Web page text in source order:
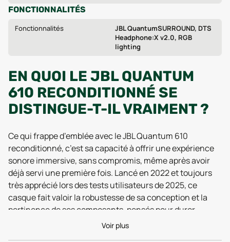
FONCTIONNALITÉS
Fonctionnalités
JBL QuantumSURROUND, DTS
Headphone:X v2.0, RGB
lighting
EN QUOI LE JBL QUANTUM
610 RECONDITIONNÉ SE
DISTINGUE-T-IL VRAIMENT ?
Ce qui frappe d’emblée avec le JBL Quantum 610
reconditionné, c’est sa capacité à offrir une expérience
sonore immersive, sans compromis, même après avoir
déjà servi une première fois. Lancé en 2022 et toujours
très apprécié lors des tests utilisateurs de 2025, ce
casque fait valoir la robustesse de sa conception et la
pertinence de ses composants, pensés pour durer.
Pesant 357 grammes, il promet un confort sur la durée,
Voir plus